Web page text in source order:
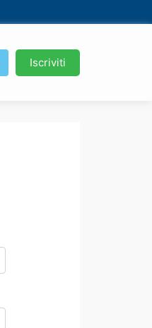
Iscriviti